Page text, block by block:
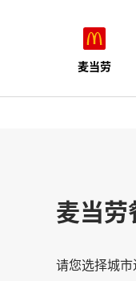
麦当劳
麦当劳
请您选择城市